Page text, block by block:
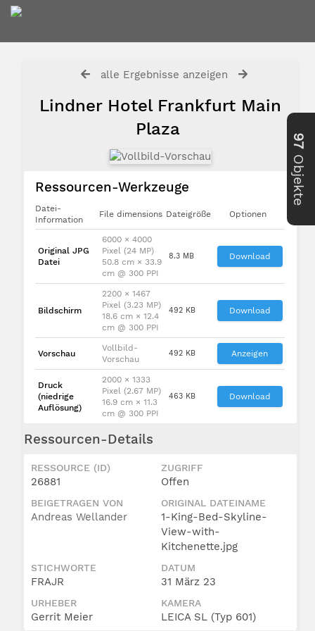
alle Ergebnisse anzeigen
Lindner Hotel Frankfurt Main
Plaza
Ressourcen-Werkzeuge
Datei-
Information
File dimensions Dateigröße Optionen
Original JPG
Datei
6000 × 4000
Pixel (24 MP)
50.8 cm × 33.9
cm @ 300 PPI
8.3 MB Download
Bildschirm
2200 × 1467
Pixel (3.23 MP)
18.6 cm × 12.4
cm @ 300 PPI
492 KB Download
Vorschau
Vollbild-
Vorschau
492 KB Anzeigen
Druck
(niedrige
Auflösung)
2000 × 1333
Pixel (2.67 MP)
16.9 cm × 11.3
cm @ 300 PPI
463 KB Download
Ressourcen-Details
RESSOURCE (ID)
26881
ZUGRIFF
Offen
BEIGETRAGEN VON
Andreas Wellander
ORIGINAL DATEINAME
1-King-Bed-Skyline-
View-with-
Kitchenette.jpg
STICHWORTE
FRAJR
DATUM
31 März 23
URHEBER
Gerrit Meier
KAMERA
LEICA SL (Typ 601)
97
Objekte